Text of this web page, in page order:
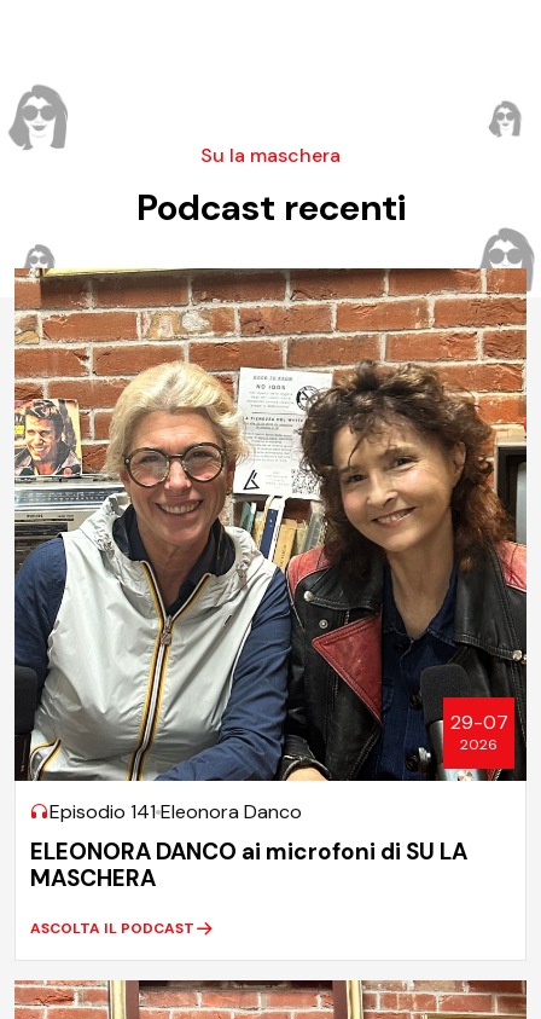
Su la maschera
Podcast recenti
29-07
2026
Episodio 141 Eleonora Danco
ELEONORA DANCO ai microfoni di SU LA
MASCHERA
ASCOLTA IL PODCAST